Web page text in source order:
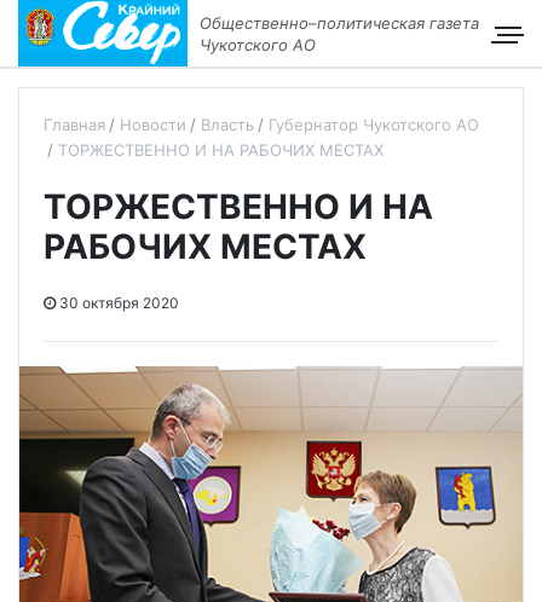
Общественно–политическая газета
Чукотского АО
Главная Новости Власть
Губернатор Чукотского АО
ТОРЖЕСТВЕННО И НА РАБОЧИХ МЕСТАХ
ТОРЖЕСТВЕННО И НА
РАБОЧИХ МЕСТАХ
30 октября 2020